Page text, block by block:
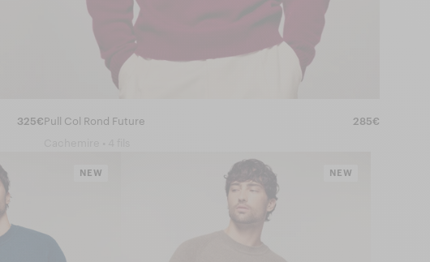
325€Pull Col Rond Future 285€
NEW NEW